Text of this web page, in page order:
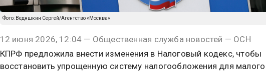
Фото: Ведяшкин Сергей/Агентство «Москва»
12 июня 2026, 12:04 — Общественная служба новостей — ОСН
КПРФ предложила внести изменения в Налоговый кодекс, чтобы
восстановить упрощенную систему налогообложения для